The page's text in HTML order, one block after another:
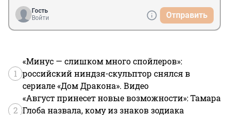
Гость
Войти
Отправить
1
«Минус — слишком много спойлеров»:
российский ниндзя-скульптор снялся в
сериале «Дом Дракона». Видео
2
«Август принесет новые возможности»: Тамара
Глоба назвала, кому из знаков зодиака